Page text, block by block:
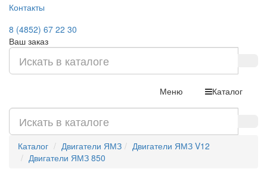
Контакты
8 (4852) 67 22 30
Ваш заказ
Каталог
Меню
Каталог Двигатели ЯМЗ
Двигатели ЯМЗ V12
Двигатели ЯМЗ 850